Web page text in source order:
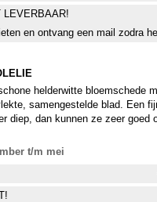
plantenfamilie zijn zowel de
gebruikt om (rijst)gerechten in
LEVERBAAR!
en ontvang een mail zodra
helderwitte bloemschede
samengestelde blad. Een
diep, dan kunnen ze zeer goed
t/m mei